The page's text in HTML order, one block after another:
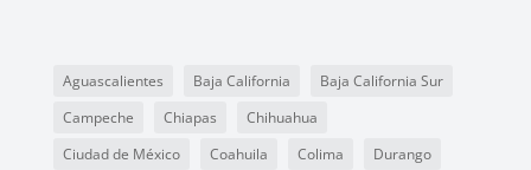
Aguascalientes Baja California
Baja California Sur
Campeche
Chiapas
Chihuahua
Ciudad de México
Coahuila Colima
Durango